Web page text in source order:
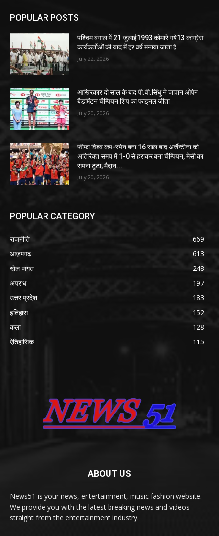
POPULAR POSTS
पश्चिम बंगाल में 21 जुलाई1993 कोमारे गये13 कांग्रेस
कार्यकर्तोओं की याद में हर वर्ष मनाया जाता है
July 22, 2026
आखिरकार दो साल के बाद पी.वी.सिंधु ने जापान ओपेन
बैडमिंटन चैम्पियन शिप का फाइनल जीता
July 20, 2026
फीफा विश्व कप-स्पेन बना 16 साल बाद अर्जेन्टीना को
अतिरिक्त समय में 1-0 से हराकर बना चैम्पियन, मेसी का
सपना टूटा, मैदान...
July 20, 2026
POPULAR CATEGORY
राजनीति
669
आज़मगढ़
613
खेल जगत
248
अपराध
197
उत्तर प्रदेश
183
इतिहास
152
कला
128
ऐतिहासिक
115
ABOUT US
News51 is your news, entertainment, music fashion website.
We provide you with the latest breaking news and videos
straight from the entertainment industry.